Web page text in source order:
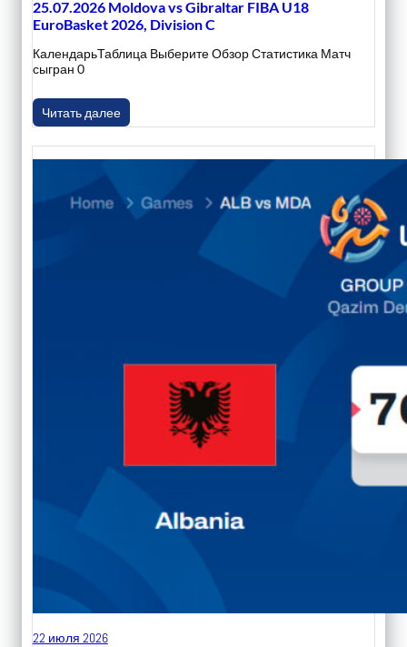
25.07.2026 Moldova vs Gibraltar FIBA U18
EuroBasket 2026, Division C
КалендарьТаблица Выберите Обзор Статистика Матч
сыгран 0
Читать далее
22 июля 2026